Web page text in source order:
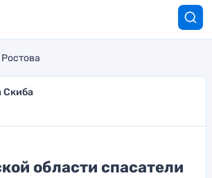
Скиба
области спасатели